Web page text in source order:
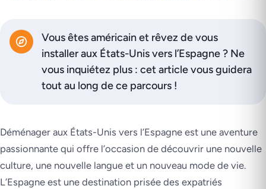
Vous êtes américain et rêvez de vous
installer aux États-Unis vers l’Espagne ? Ne
vous inquiétez plus : cet article vous guidera
tout au long de ce parcours !
Déménager aux États-Unis vers l’Espagne est une aventure
passionnante qui offre l’occasion de découvrir une nouvelle
culture, une nouvelle langue et un nouveau mode de vie.
L’Espagne est une destination prisée des expatriés